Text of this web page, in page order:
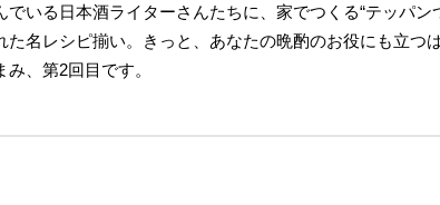
でいる日本酒ライターさんたちに、家でつくる“テッパ
た名レシピ揃い。きっと、あなたの晩酌のお役にも立
、第2回目です。